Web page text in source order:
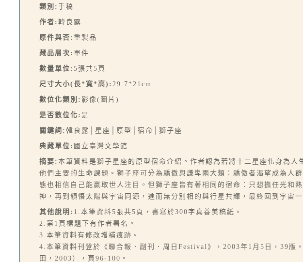
類別: 手稿
作者: 韓良露
原件與否: 重製品
藏品層次: 單件
數量單位: 5張共5頁
尺寸大小(長*寬*高): 29.7*21cm
數位化類別: 影像(圖片)
是否數位化: 是
關鍵詞: 韓良露│星座│原型│宿命│獅子座
典藏單位: 國立臺灣文學館
摘要: 本筆資料是獅子星座的原型宿命介紹。作者認為若將十二星座化身為
他們主要的生命課題。獅子座可分為驕傲與謙卑兩大類：驕傲者渴望成為人
態也相信自己能贏取世人注目。但獅子座皆有著相同的宿命：只想擔任光和
神，再到領悟太陽與宇宙同源，進而無分別相的與行星共輝，最終回到宇宙
其他說明: 1.本筆資料5張共5頁，書寫於300字真善美稿紙。
2.第1頁標題下有作者署名。
3.本筆資料有修改增補痕跡。
4.本筆資料刊登於《聯合報．副刊．周日Festival》，2003年1月5日，39
田，2003），頁96-100。